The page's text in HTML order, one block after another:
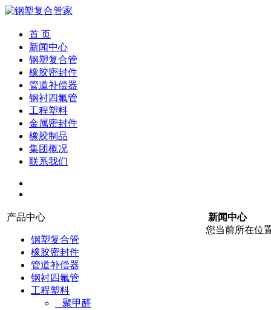
首 页
新闻中心
钢塑复合管
橡胶密封件
管道补偿器
钢衬四氟管
工程塑料
金属密封件
橡胶制品
集团概况
联系我们
产品中心
钢塑复合管
橡胶密封件
管道补偿器
钢衬四氟管
工程塑料
聚甲醛
新闻中心
您当前所在位